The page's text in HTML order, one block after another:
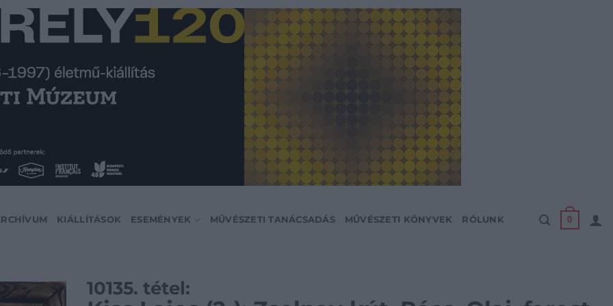
KIÁLLÍTÁSOK ESEMÉNYEK MŰVÉSZETI TANÁCSADÁS MŰVÉSZETI KÖNYVEK RÓLUNK 0
10135. tétel: